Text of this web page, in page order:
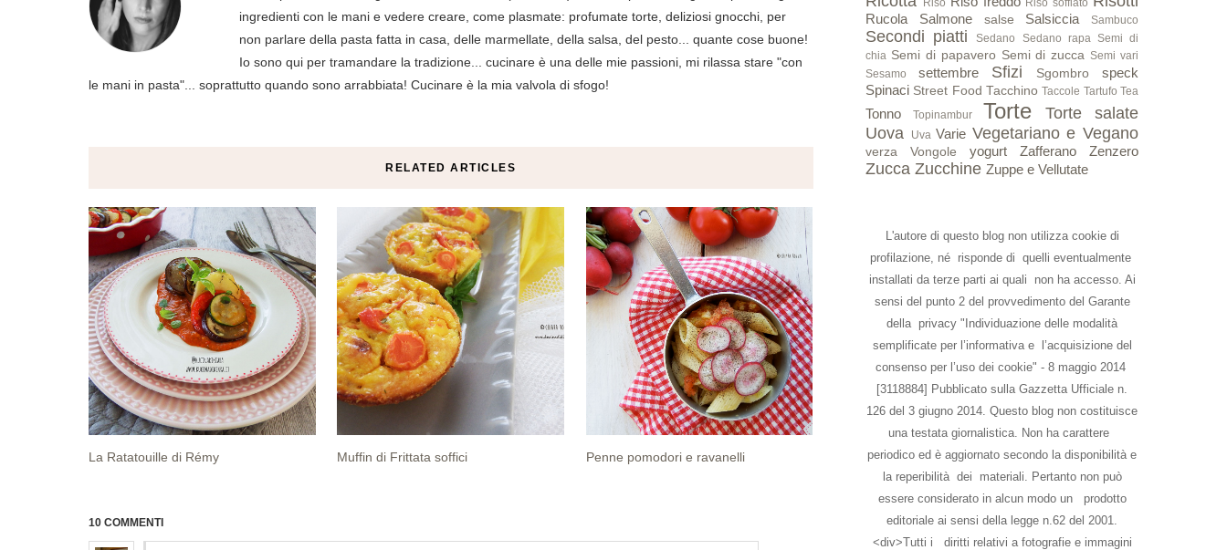
ingredienti con le mani e vedere creare, come plasmate: profumate torte, deliziosi gnocchi, per
non parlare della pasta fatta in casa, delle marmellate, della salsa, del pesto... quante cose buone!
Io sono qui per tramandare la tradizione... cucinare è una delle mie passioni, mi rilassa stare "con
le mani in pasta"... soprattutto quando sono arrabbiata! Cucinare è la mia valvola di sfogo!
RELATED ARTICLES
La Ratatouille di Rémy Muffin di Frittata soffici Penne pomodori e ravanelli
10 COMMENTI
Rucola Salmone salse Salsiccia Sambuco
Secondi piatti Sedano Sedano rapa Semi di
chia Semi di papavero Semi di zucca Semi vari
Sesamo
settembre Sfizi Sgombro
speck
Spinaci Street Food Tacchino Taccole Tartufo Tea
Tonno Topinambur Torte
Torte salate
Uova
Uva Varie Vegetariano e Vegano
verza Vongole yogurt Zafferano Zenzero
Zucca Zucchine Zuppe e Vellutate
L'autore di questo blog non utilizza cookie di
profilazione, né risponde di quelli eventualmente
installati da terze parti ai quali non ha accesso. Ai
sensi del punto 2 del provvedimento del Garante
della privacy "Individuazione delle modalità
semplificate per l’informativa e l’acquisizione del
consenso per l’uso dei cookie" - 8 maggio 2014
[3118884] Pubblicato sulla Gazzetta Ufficiale n.
126 del 3 giugno 2014. Questo blog non costituisce
una testata giornalistica. Non ha carattere
periodico ed è aggiornato secondo la disponibilità e
la reperibilità dei materiali. Pertanto non può
essere considerato in alcun modo un prodotto
editoriale ai sensi della legge n.62 del 2001.
<div>Tutti i diritti relativi a fotografie e immagini